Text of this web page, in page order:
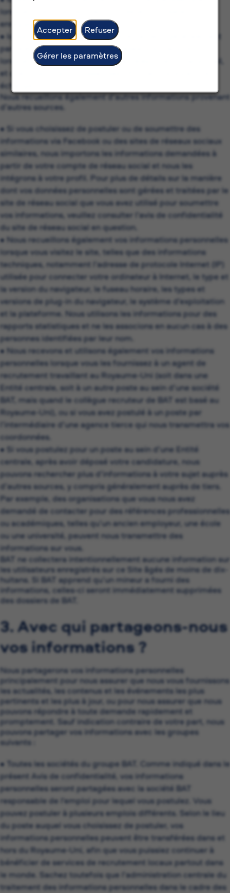
Accepter Refuser
Gérer les paramètres
lorsque vous vous inscrivez pour devenir utilisateur
enregistré) ;
• lorsque vous nous contactez directement, généralement
par téléphone, e-mail ou via les réseaux sociaux ; et/ou
lorsque nous vous contactons, par téléphone ou par e-mail,
et que vous nous fournissez des informations durant cet
échange.
Nous recueillons également d’autres informations provenant
d’autres sources.
• Si vous choisissez de postuler ou de soumettre des
informations via Facebook ou des sites de réseaux sociaux
similaires, nous importons les informations demandées à
partir de votre compte de réseau social et nous les
intégrons à votre profil. Pour plus de détails sur la manière
dont vos données personnelles sont gérées et traitées par le
site de réseau social que vous avez utilisé pour soumettre
vos informations, veuillez consulter l’avis de confidentialité
du site de réseau social en question.
• Nous recueillons également vos informations personnelles
lorsque vous visitez le site, telles que des informations
techniques, notamment l’adresse de protocole Internet (IP)
utilisée pour connecter votre ordinateur à Internet, le type et
la version du navigateur, le fuseau horaire, les types et
versions de plug-in du navigateur, le système d’exploitation
et la plateforme. Nous utilisons les informations pour des
rapports statistiques et ne les associons en aucun cas à des
personnes identifiées par leur nom.
• Nous recevons et utilisons également vos informations
personnelles lorsque vous les fournissez à un agent de
recrutement travaillant au Royaume-Uni (soit dans une
Entité centrale, soit à un autre poste au sein d’une société
BAT, mais quand le collègue recruteur de BAT est basé au
Royaume-Uni), ou si vous avez postulé à un poste par
l’intermédiaire d’une agence tierce qui nous transmettra vos
coordonnées.
• Si vous postulez pour un poste au sein d’une Entité
centrale, après avoir déposé votre candidature, nous
pouvons rechercher plus d’informations à votre sujet auprès
d’autres sources, y compris généralement auprès de tiers.
Par exemple, des organisations que vous nous avez
demandé de contacter pour des références professionnelles
ou académiques, telles qu’un ancien employeur, une école
ou une université, peuvent nous transmettre des
informations sur vous.
BAT ne collectera intentionnellement aucune information sur
les utilisateurs enregistrés sur ce Site âgés de moins de dix-
huitans. Si BAT apprend qu’un mineur a fourni des
informations, celles-ci seront immédiatement supprimées
des dossiers de BAT.
3. Avec qui partageons-nous
vos informations ?
Nous partagerons vos informations personnelles
principalement pour nous assurer que nous vous fournissons
les actualités, les contenus et les événements les plus
pertinents et les plus à jour, ou pour nous assurer que nous
pouvons répondre à toute demande rapidement et
promptement. Sauf indication contraire de votre part, nous
pouvons partager vos informations avec les groupes
suivants :
• Toutes les sociétés du groupe BAT. Comme indiqué dans le
présent Avis de confidentialité, vos informations
personnelles seront partagées avec la société BAT
responsable de l’emploi pour lequel vous postulez. Vous
pouvez postuler à plusieurs emplois différents. Selon le lieu
du poste auquel vous choisissez de postuler, vos
informations personnelles peuvent être transférées dans et
hors du Royaume-Uni, afin que vous puissiez continuer à
bénéficier de services de recrutement locaux partout dans
le monde. Sachez toutefois que l’administration centrale du
traitement des informations personnelles dans le cadre des